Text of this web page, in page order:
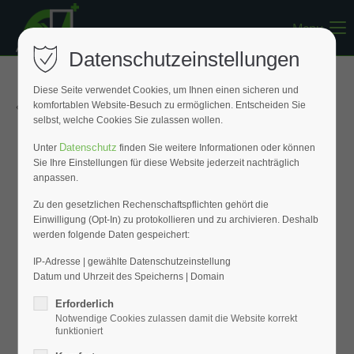
Register
Support
Lorem ipsum dolor sit amet:
24h/ 365days
Mon - Fri 8:00am - 5:00pm(GMT +1)
Get in touch
Cybersteel Inc.
Menu
« Zurück zur Übersicht
Datenschutzeinstellungen
Diese Seite verwendet Cookies, um Ihnen einen sicheren und
komfortablen Website-Besuch zu ermöglichen. Entscheiden Sie
selbst, welche Cookies Sie zulassen wollen.
Unter Datenschutz finden Sie weitere Informationen oder können
Sie Ihre Einstellungen für diese Website jederzeit nachträglich
anpassen.
Zu den gesetzlichen Rechenschaftspflichten gehört die
Einwilligung (Opt-In) zu protokollieren und zu archivieren. Deshalb
werden folgende Daten gespeichert:
IP-Adresse | gewählte Datenschutzeinstellung
Datum und Uhrzeit des Speicherns | Domain
Erforderlich
Notwendige Cookies zulassen damit die Website korrekt
funktioniert